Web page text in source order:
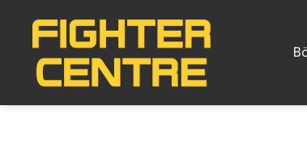
till